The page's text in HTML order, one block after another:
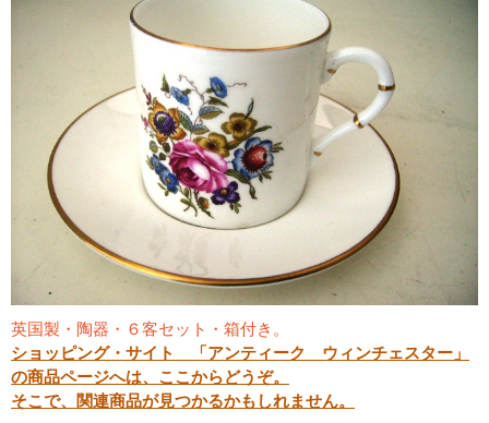
英国製・陶器・６客セット・箱付き。
ショッピング・サイト 「アンティーク ウィンチェスター」
の商品ページへは、ここからどうぞ。
そこで、関連商品が見つかるかもしれません。